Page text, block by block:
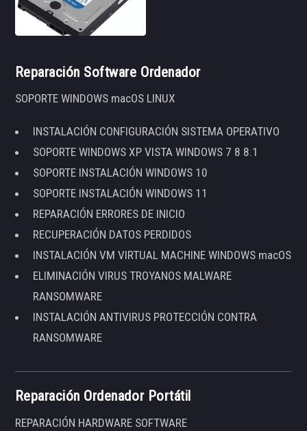
Reparación Software Ordenador
SOPORTE WINDOWS macOS LINUX
INSTALACIÓN CONFIGURACIÓN SISTEMA OPERATIVO
SOPORTE WINDOWS XP VISTA WINDOWS 7 8 8.1
SOPORTE INSTALACIÓN WINDOWS 10
SOPORTE INSTALACIÓN WINDOWS 11
REPARACIÓN ERRORES DE INICIO
RECUPERACIÓN DATOS PERDIDOS
INSTALACIÓN VM VIRTUAL MACHINE WINDOWS macOS
ELIMINACIÓN VIRUS TROYANOS MALWARE
RANSOMWARE
INSTALACIÓN ANTIVIRUS PROTECCIÓN CONTRA
RANSOMWARE
Reparación Ordenador Portátil
REPARACIÓN HARDWARE SOFTWARE